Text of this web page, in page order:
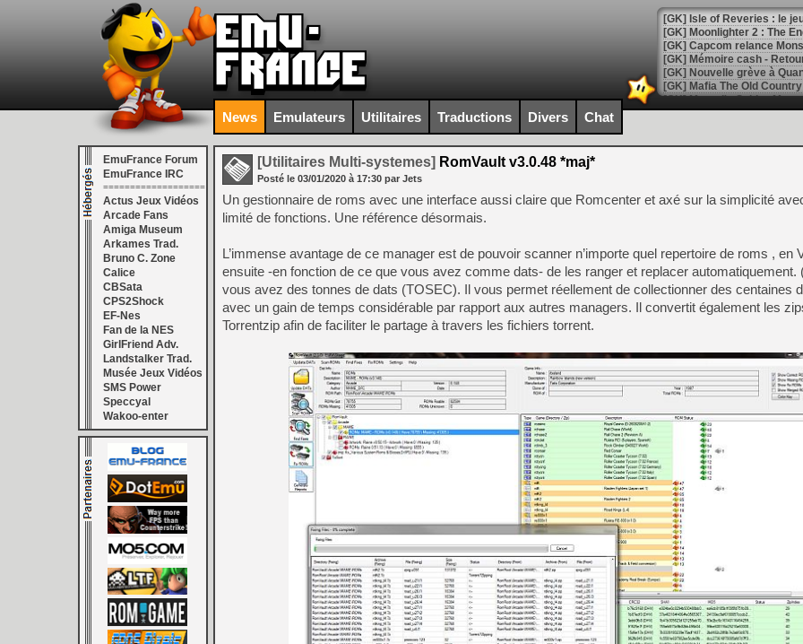
[GK] Isle of Reveries : le
[GK] Moonlighter 2 : The
[GK] Capcom relance
[Mo5] Deux inédits du
[GK] Le beat'em up The
[GK] Endless Legend 2 :
[LS] [PS5] Le WebKit
[GK] Oubliez Crazy Taxi,
[LS] [Switch] NSZ 5.0.0
[GK] No More Room in
[GK] Un chatbot Atelier
[GK] Mémoire cash -
[GK] Nvidia : le prix des
[GK] Suikoden Star Leap :
[Mo5] La mini borne
[GK] Atari renoue avec les
[GK] Le studio de FIFA
[GK] La PlayStation 1 en
[GK] Dawn of War 4 : les
[GK] CloverPit : l'héritier
[GK] Stellar Blade : Blood
[GK] Palworld Online est
[GK] Wuchang 2 : le
[GK] Test : Big Walk est le
[GK] Starsand Island : la
News Emulateurs Utilitaires Traductions Divers Chat
EmuFrance Forum
EmuFrance IRC
===================
Actus Jeux Vidéos
Arcade Fans
Amiga Museum
Arkames Trad.
Bruno C. Zone
Calice
CBSata
CPS2Shock
EF-Nes
Fan de la NES
GirlFriend Adv.
Landstalker Trad.
Musée Jeux Vidéos
SMS Power
Speccyal
Wakoo-enter
[Utilitaires Multi-systemes] RomVault v3.0.48 *maj*
Posté le 03/01/2020 à 17:30 par Jets
Un gestionnaire de roms avec une interface aussi claire que Romcenter et axé sur la simplicité
limité de fonctions. Une référence désormais.
L’immense avantage de ce manager est de pouvoir scanner n’importe quel repertoire de roms , en
ensuite -en fonction de ce que vous avez comme dats- de les ranger et replacer automatiquement.
vous avez des tonnes de dats (TOSEC). Il vous permet réellement de collectionner des centaines
avec un gain de temps considérable par rapport aux autres managers. Il convertit également les
Torrentzip afin de faciliter le partage à travers les fichiers torrent.